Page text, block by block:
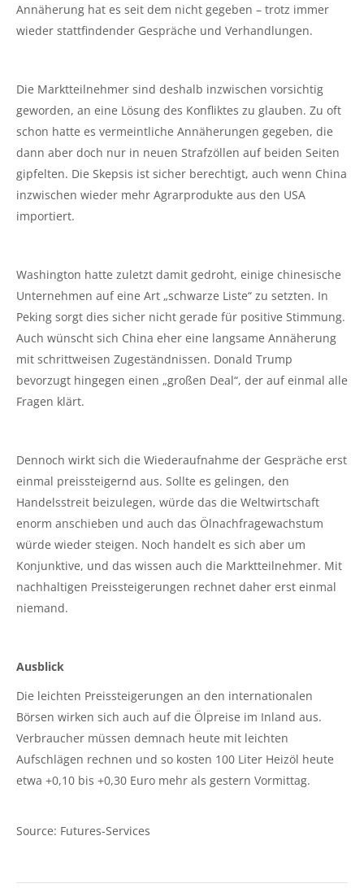
Annäherung hat es seit dem nicht gegeben – trotz immer
wieder stattfindender Gespräche und Verhandlungen.
Die Marktteilnehmer sind deshalb inzwischen vorsichtig
geworden, an eine Lösung des Konfliktes zu glauben. Zu oft
schon hatte es vermeintliche Annäherungen gegeben, die
dann aber doch nur in neuen Strafzöllen auf beiden Seiten
gipfelten. Die Skepsis ist sicher berechtigt, auch wenn China
inzwischen wieder mehr Agrarprodukte aus den USA
importiert.
Washington hatte zuletzt damit gedroht, einige chinesische
Unternehmen auf eine Art „schwarze Liste“ zu setzten. In
Peking sorgt dies sicher nicht gerade für positive Stimmung.
Auch wünscht sich China eher eine langsame Annäherung
mit schrittweisen Zugeständnissen. Donald Trump
bevorzugt hingegen einen „großen Deal“, der auf einmal alle
Fragen klärt.
Dennoch wirkt sich die Wiederaufnahme der Gespräche erst
einmal preissteigernd aus. Sollte es gelingen, den
Handelsstreit beizulegen, würde das die Weltwirtschaft
enorm anschieben und auch das Ölnachfragewachstum
würde wieder steigen. Noch handelt es sich aber um
Konjunktive, und das wissen auch die Marktteilnehmer. Mit
nachhaltigen Preissteigerungen rechnet daher erst einmal
niemand.
Ausblick
Die leichten Preissteigerungen an den internationalen
Börsen wirken sich auch auf die Ölpreise im Inland aus.
Verbraucher müssen demnach heute mit leichten
Aufschlägen rechnen und so kosten 100 Liter Heizöl heute
etwa +0,10 bis +0,30 Euro mehr als gestern Vormittag.
Source: Futures-Services